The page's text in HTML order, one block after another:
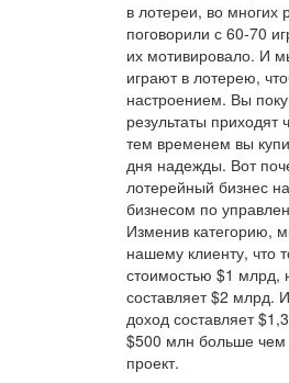
в лотереи, во многих
поговорили с 60-70
их мотивировало. И
играют в лотерею,
настроением. Вы
результаты приходят
тем временем вы
дня надежды. Вот
лотерейный бизнес
бизнесом по
Изменив категорию,
нашему клиенту, что
стоимостью $1 млрд,
составляет $2 млрд.
доход составляет
$500 млн больше чем
проект.